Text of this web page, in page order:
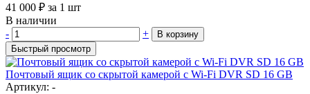
41 000 ₽ за 1 шт
В наличии
-
+
В корзину
Быстрый просмотр
Почтовый ящик со скрытой камерой с Wi-Fi DVR SD 16 GB
Артикул: -